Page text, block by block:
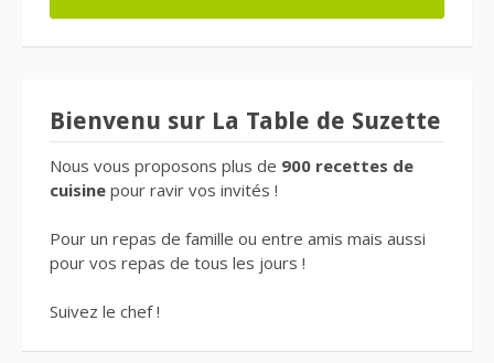
Bienvenu sur La Table de Suzette
Nous vous proposons plus de 900 recettes de
cuisine pour ravir vos invités !
Pour un repas de famille ou entre amis mais aussi
pour vos repas de tous les jours !
Suivez le chef !